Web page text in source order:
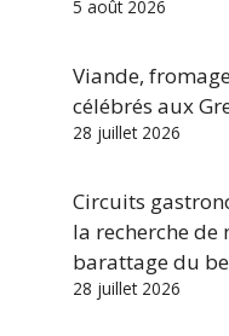
5 août 2026
Viande,
célébrés aux
28 juillet 2026
Circuits
la recherche
barattage du
28 juillet 2026